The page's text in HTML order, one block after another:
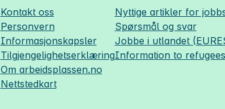
Kontakt oss
Personvern
Informasjonskapsler
Tilgjengelighetserklæring
Om arbeidsplassen.no
Nettstedkart
Nyttige artikler for
Spørsmål og svar
Jobbe i utlandet
Information to